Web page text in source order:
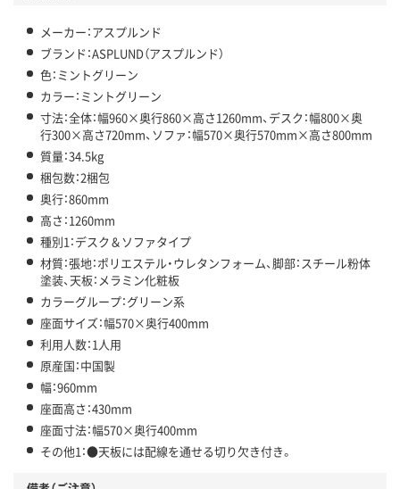
メーカー：アスプルンド
ブランド：ASPLUND（アスプルンド）
色：ミントグリーン
カラー：ミントグリーン
寸法：全体：幅960×奥行860×高さ1260mm、デスク：幅800×奥
行300×高さ720mm、ソファ：幅570×奥行570mm×高さ800mm
質量：34.5kg
梱包数：2梱包
奥行：860mm
高さ：1260mm
種別1：デスク＆ソファタイプ
材質：張地：ポリエステル・ウレタンフォーム、脚部：スチール粉体
塗装、天板：メラミン化粧板
カラーグループ：グリーン系
座面サイズ：幅570×奥行400mm
利用人数：1人用
原産国：中国製
幅：960mm
座面高さ：430mm
座面寸法：幅570×奥行400mm
その他1：●天板には配線を通せる切り欠き付き。